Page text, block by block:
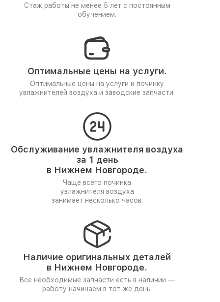
Стаж работы не менее 5 лет с постоянным
обучением.
Оптимальные цены на услуги.
Оптимальные цены на услуги и починку
увлажнителей воздуха и заводские запчасти.
Обслуживание увлажнителя воздуха
за 1 день
в Нижнем Новгороде.
Чаще всего починка
увлажнителя воздуха
занимает несколько часов.
Наличие оригинальных деталей
в Нижнем Новгороде.
Все необходимые запчасти есть в наличии —
работу начинаем в тот же день.